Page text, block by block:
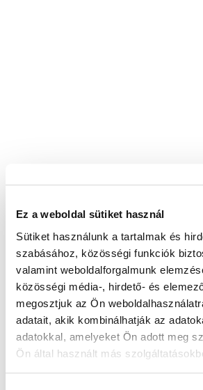
Ez a weboldal sütiket használ
Sütiket használunk a tartalmak és
szabásához, közösségi funkciók
valamint weboldalforgalmunk
közösségi média-, hirdető- és
megosztjuk az Ön
adatait, akik kombinálhatják az
adatokkal, amelyeket Ön adott meg
Ön által használt más